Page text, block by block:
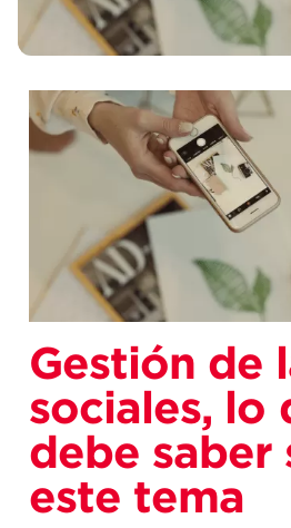
Gestión de
sociales, lo
debe saber
este tema